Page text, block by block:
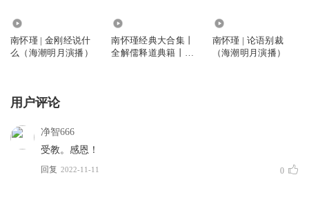
南怀瑾 | 金刚经说什
么（海潮明月演播）
南怀瑾经典大合集丨
全解儒释道典籍丨涵
南怀瑾 | 论语别裁
（海潮明月演播）
用户评论
净智666
受教。感恩！
回复 2022-11-11 0